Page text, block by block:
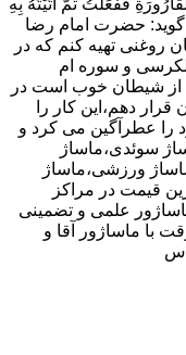
فَفَعَلْتُ ثُمَّ أَتَیْتُهُ بِهِ
گوید: حضرت امام رضا
روغنى تهیه کنم که در
و سوره ام
از شیطان خوب است در
دهم،این کار را
را عطرآگین می کرد و
سوئدی،ماساژ
ورزشی،ماساژ
قیمت در مراکز
علمی و تضمینی
با ماساژور آقا و